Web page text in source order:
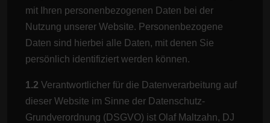
mit Ihren personenbezogenen Daten bei der
Nutzung unserer Website. Personenbezogene
Daten sind hierbei alle Daten, mit denen Sie
persönlich identifiziert werden können.
1.2 Verantwortlicher für die Datenverarbeitung auf
dieser Website im Sinne der Datenschutz-
Grundverordnung (DSGVO) ist Olaf Maltzahn, DJ